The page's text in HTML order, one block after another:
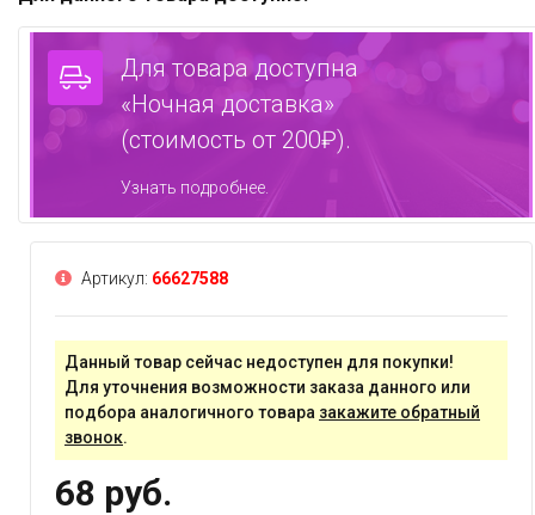
Для товара доступна
«Ночная доставка»
(стоимость от 200₽).
Узнать подробнее.
Артикул: 66627588
Данный товар сейчас недоступен для покупки!
Для уточнения возможности заказа данного или
подбора аналогичного товара закажите обратный
звонок.
68 руб.